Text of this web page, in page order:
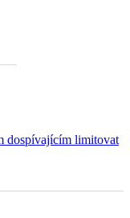
dospívajícím limitovat